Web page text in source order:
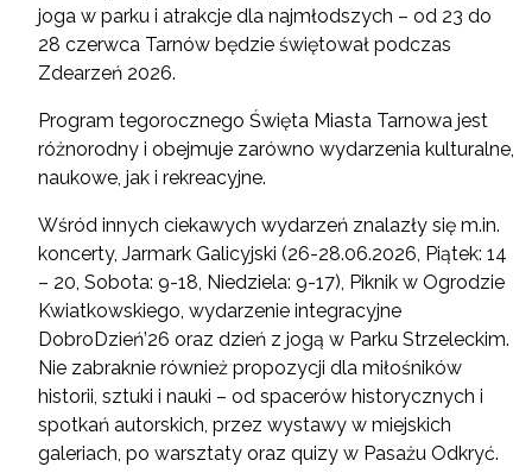
joga w parku i atrakcje dla najmłodszych – od 23 do
28 czerwca Tarnów będzie świętował podczas
Zdearzeń 2026.
Program tegorocznego Święta Miasta Tarnowa jest
różnorodny i obejmuje zarówno wydarzenia kulturalne,
naukowe, jak i rekreacyjne.
Wśród innych ciekawych wydarzeń znalazły się m.in.
koncerty, Jarmark Galicyjski (26-28.06.2026, Piątek: 14
– 20, Sobota: 9-18, Niedziela: 9-17), Piknik w Ogrodzie
Kwiatkowskiego, wydarzenie integracyjne
DobroDzień’26 oraz dzień z jogą w Parku Strzeleckim.
Nie zabraknie również propozycji dla miłośników
historii, sztuki i nauki – od spacerów historycznych i
spotkań autorskich, przez wystawy w miejskich
galeriach, po warsztaty oraz quizy w Pasażu Odkryć.